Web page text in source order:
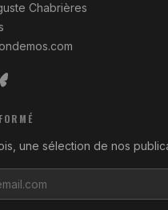
Chabrières
une sélection de nos